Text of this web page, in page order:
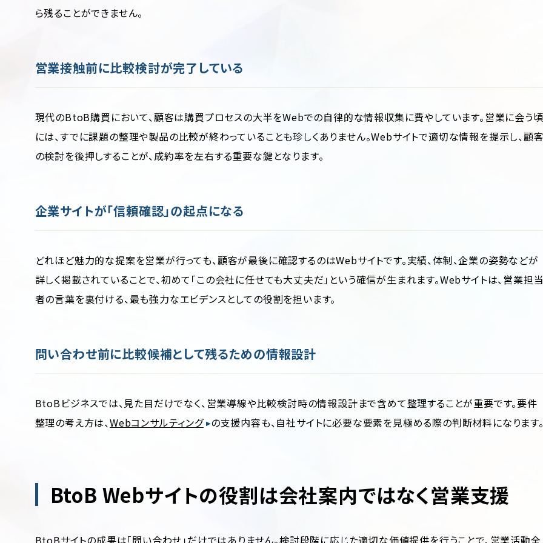
ら残ることができません。
営業接触前に比較検討が完了している
現代のBtoB購買において、顧客は購買プロセスの大半をWebでの自律的な情報収集に費やしています。営業に会う頃
には、すでに課題の整理や製品の比較が終わっていることも珍しくありません。Webサイトで適切な情報を提示し、顧
の検討を後押しすることが、成約率を左右する重要な鍵となります。
企業サイトが「信頼確認」の起点になる
どれほど魅力的な提案を営業が行っても、顧客が最後に確認するのはWebサイトです。実績、体制、企業の姿勢などが
詳しく掲載されていることで、初めて「この会社に任せても大丈夫だ」という確信が生まれます。Webサイトは、営業担
者の言葉を裏付ける、最も強力なエビデンスとしての役割を担います。
問い合わせ前に比較候補として残るための情報設計
BtoBビジネスでは、見た目だけでなく、営業導線や比較検討時の情報設計まで含めて整理することが重要です。要件
整理の考え方は、Webコンサルティング の支援内容も、自社サイトに必要な要素を見極める際の判断材料になります
BtoB Webサイトの役割は会社案内ではなく営業支援
BtoBサイトの成果は「問い合わせ」だけではありません。検討段階に応じた適切な価値提供を行うことで、営業活動全